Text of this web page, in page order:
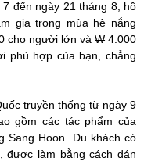
đến ngày 21 tháng 8, hồ
gia trong mùa hè nắng
cho người lớn và ₩ 4.000
phù hợp của bạn, chẳng
truyền thống từ ngày 9
gồm các tác phẩm của
Sang Hoon. Du khách có
được làm bằng cách dán